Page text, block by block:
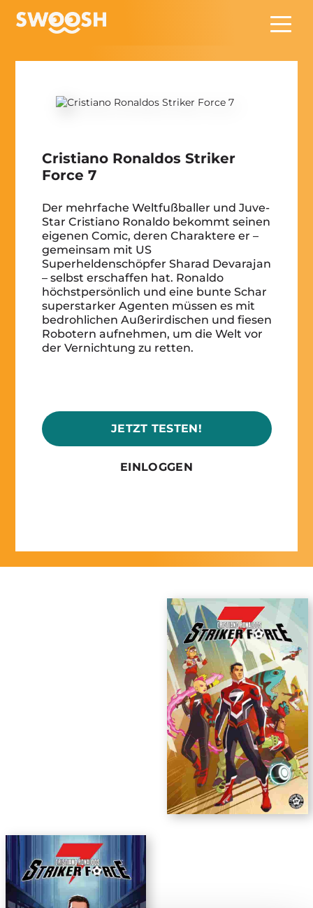
Cristiano Ronaldos Striker
Force 7
Der mehrfache Weltfußballer und Juve-
Star Cristiano Ronaldo bekommt seinen
eigenen Comic, deren Charaktere er –
gemeinsam mit US
Superheldenschöpfer Sharad Devarajan
– selbst erschaffen hat. Ronaldo
höchstpersönlich und eine bunte Schar
superstarker Agenten müssen es mit
bedrohlichen Außerirdischen und fiesen
Robotern aufnehmen, um die Welt vor
der Vernichtung zu retten.
JETZT TESTEN!
EINLOGGEN